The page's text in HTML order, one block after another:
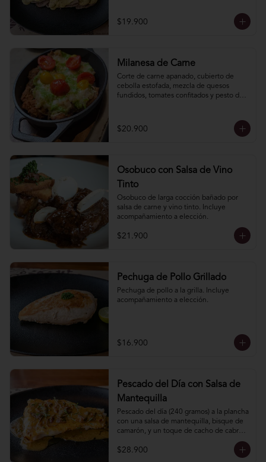
$19.900
Milanesa de Carne
Corte de carne apanado, cubierto de
cebolla estofada, mezcla de quesos
fundidos, tomates confitados y pesto de
$20.900
Osobuco con Salsa de Vino
Tinto
Osobuco de larga cocción bañado por
salsa de carne y vino tinto. Incluye
acompañamiento a elección.
$21.900
Pechuga de Pollo Grillado
Pechuga de pollo a la grilla. Incluye
acompañamiento a elección.
$16.900
Pescado del Día con Salsa de
Mantequilla
Pescado del dí­a (240 gramos) a la plancha
con una salsa de mantequilla, bisque de
camarón, y un toque de cacho de cabra.
$28.900